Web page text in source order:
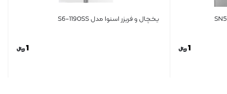
1ریال
یخچال و فریزر اسنوا مدل S6-1190SS
1ریال